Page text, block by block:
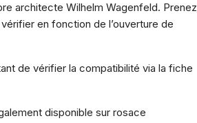
architecte Wilhelm Wagenfeld. Prenez
en fonction de l’ouverture de
de vérifier la compatibilité via la fiche
disponible sur rosace